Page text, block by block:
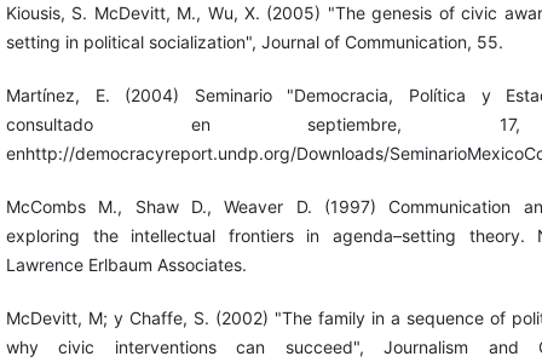
Kiousis, S. McDevitt, M., Wu, X. (2005) "The genesis of civic
setting in political socialization", Journal of Communication, 55.
Martínez, E. (2004) Seminario "Democracia, Política y
consultado en septiembre,
enhttp://democracyreport.undp.org/Downloads/
McCombs M., Shaw D., Weaver D. (1997) Communication
exploring the intellectual frontiers in agenda–setting theory.
Lawrence Erlbaum Associates.
McDevitt, M; y Chaffe, S. (2002) "The family in a sequence of
why civic interventions can succeed", Journalism and